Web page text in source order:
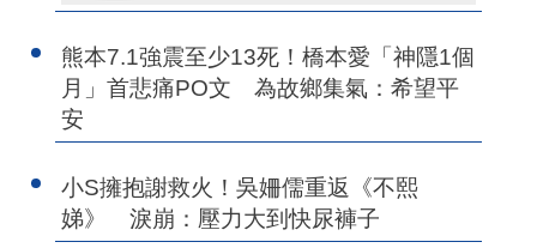
熊本7.1強震至少13死！橋本愛「神隱1個
月」首悲痛PO文 為故鄉集氣：希望平
安
小S擁抱謝救火！吳姍儒重返《不熙
娣》 淚崩：壓力大到快尿褲子